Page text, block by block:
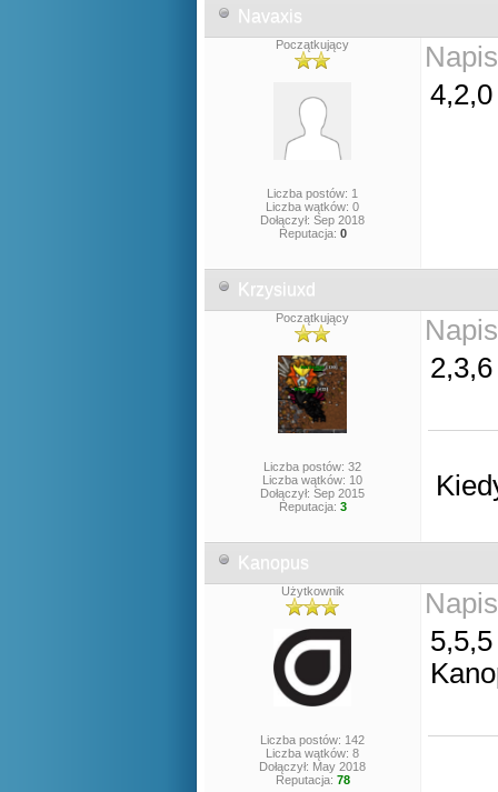
Navaxis
Początkujący
Liczba postów: 1
Liczba wątków: 0
Dołączył: Sep 2018
Reputacja: 0
Krzysiuxd
Początkujący
Liczba postów: 32
Liczba wątków: 10
Dołączył: Sep 2015
Reputacja: 3
Kanopus
Użytkownik
Liczba postów: 142
Liczba wątków: 8
Dołączył: May 2018
Reputacja: 78
5,5,5